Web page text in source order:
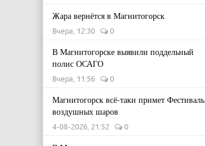
Жара вернётся в Магнитогорск
Вчера, 12:30 0
В Магнитогорске выявили поддельный
полис ОСАГО
Вчера, 11:56 0
Магнитогорск всё-таки примет Фестиваль
воздушных шаров
4-08-2026, 21:52 0